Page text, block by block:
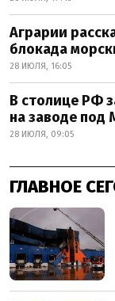
Аграрии
блокада
28 ИЮЛЯ, 16:05
В столице РФ
на заводе под
28 ИЮЛЯ, 09:05
ГЛАВНОЕ